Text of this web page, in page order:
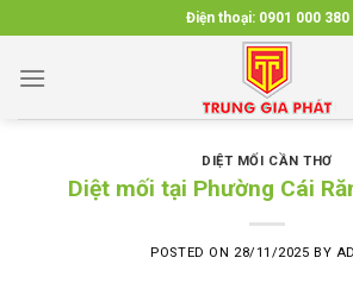
to
content
Điện thoại: 0901 000 380
DIỆT MỐI CẦN THƠ
Diệt mối tại Phường Cái
POSTED ON 28/11/2025 BY